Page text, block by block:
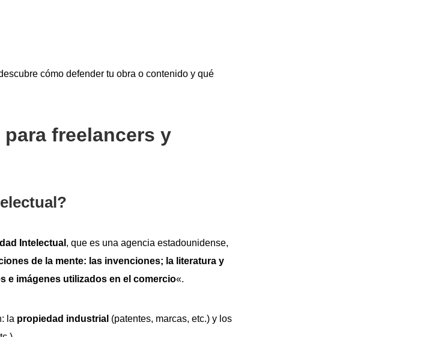
cómo defender tu obra o contenido y qué
freelancers y
Intelectual , que es una agencia estadounidense,
de la mente: las invenciones; la literatura y
e imágenes utilizados en el comercio«.
la propiedad industrial (patentes, marcas, etc.) y los